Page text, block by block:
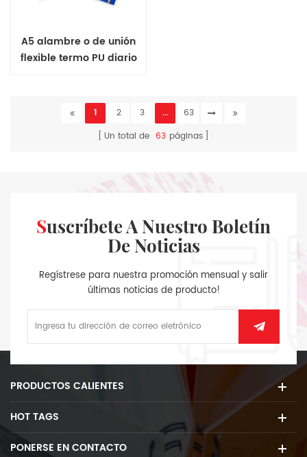
A5 alambre o de unión
flexible termo PU diario
1 2 3 ...
63
Un total de 63 páginas
Suscríbete A Nuestro Boletín
De Noticias
Regístrese para nuestra promoción mensual y salir
últimas noticias de producto!
PRODUCTOS CALIENTES
HOT TAGS
PONERSE EN CONTACTO